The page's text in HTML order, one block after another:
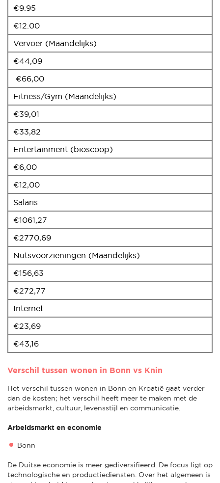
€9.95
€12.00
Vervoer (Maandelijks)
€44,09
€66,00
Fitness/Gym (Maandelijks)
€39,01
€33,82
Entertainment (bioscoop)
€6,00
€12,00
Salaris
€1061,27
€2770,69
Nutsvoorzieningen (Maandelijks)
€156,63
€272,77
Internet
€23,69
€43,16
Verschil tussen wonen in Bonn vs Knin
Het verschil tussen wonen in Bonn en Kroatië gaat verder
dan de kosten; het verschil heeft meer te maken met de
arbeidsmarkt, cultuur, levensstijl en communicatie.
Arbeidsmarkt en economie
Bonn
De Duitse economie is meer gediversifieerd. De focus ligt op
technologische en productiediensten. Over het algemeen is